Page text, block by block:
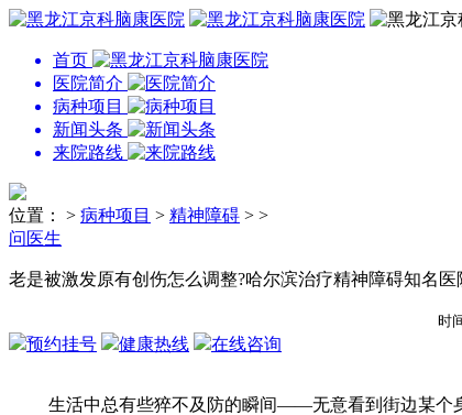
首页
医院简介
病种项目
新闻头条
来院路线
位置： > 病种项目 > 精神障碍 > >
问医生
老是被激发原有创伤怎么调整?哈尔滨治疗精神障碍知名医
时
预约挂号
健康热线 在线咨询
生活中总有些猝不及防的瞬间——无意看到街边某个身